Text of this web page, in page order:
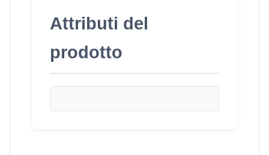
Attributi del
prodotto